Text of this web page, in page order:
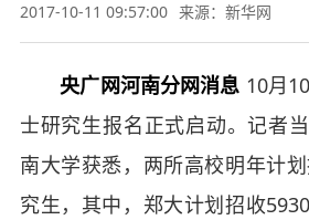
2017-10-11 09:57:00 来源：新华网
央广网河南分网消息 10月
士研究生报名正式启动。记者
南大学获悉，两所高校明年计
究生，其中，郑大计划招收